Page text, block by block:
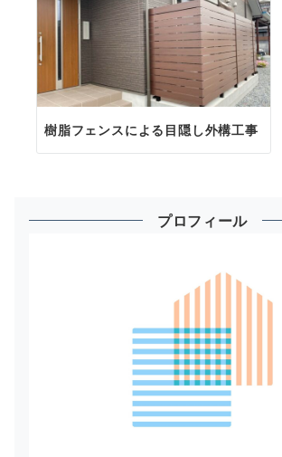
樹脂フェンスによる目隠し外構工事
プロフィール